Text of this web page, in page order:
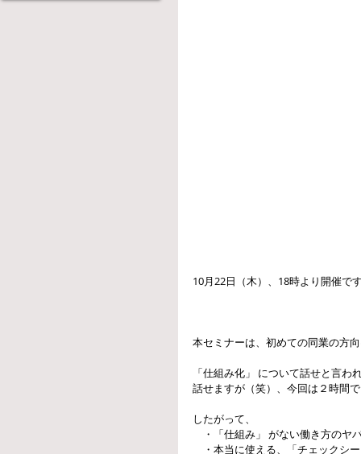
10月22日（木）、18時より開催で
本セミナーは、初めての同業の方
「仕組み化」 について話せと言わ
話せますが（笑）、今回は２時間
したがって、
・「仕組み」 がない働き方のヤ
・本当に使える、「チェックシ